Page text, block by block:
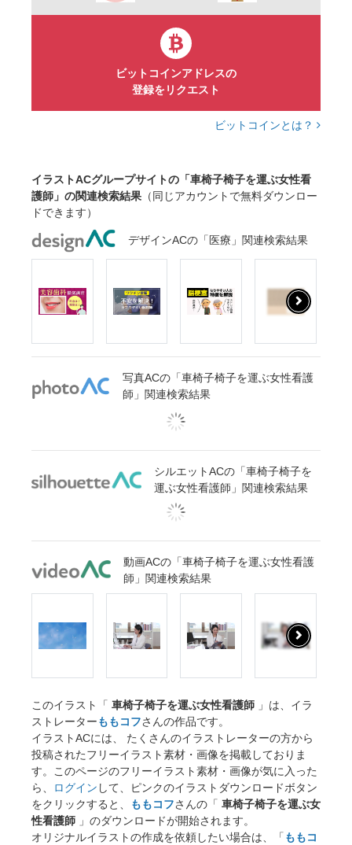
ビットコインアドレスの
登録をリクエスト
ビットコインとは？
イラストACグループサイトの「車椅子椅子を運ぶ女性看
護師」の関連検索結果 （同じアカウントで無料ダウンロー
ドできます）
デザインACの「医療」関連検索結果
写真ACの「車椅子椅子を運ぶ女性看護
師」関連検索結果
シルエットACの「車椅子椅子を
運ぶ女性看護師」関連検索結果
動画ACの「車椅子椅子を運ぶ女性看護
師」関連検索結果
このイラスト「 車椅子椅子を運ぶ女性看護師 」は、イラ
ストレーターももコフさんの作品です。
イラストACには、 たくさんのイラストレーターの方から
投稿されたフリーイラスト素材・画像を掲載しておりま
す。このページのフリーイラスト素材・画像が気に入った
ら、
ログイン して、ピンクのイラストダウンロードボタン
をクリックすると、
ももコフさんの「 車椅子椅子を運ぶ女
性看護師 」のダウンロードが開始されます。
オリジナルイラストの作成を依頼したい場合は、「 ももコ